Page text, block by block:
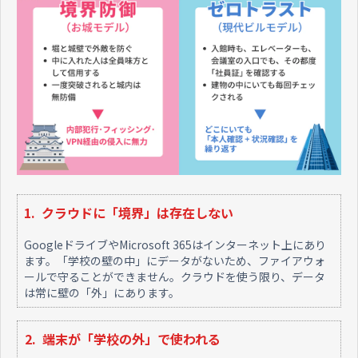
1. クラウドに「境界」は存在しない
GoogleドライブやMicrosoft 365はインターネット上にあり
ます。「学校の壁の中」にデータがないため、ファイアウォ
ールで守ることができません。クラウドを使う限り、データ
は常に壁の「外」にあります。
2. 端末が「学校の外」で使われる